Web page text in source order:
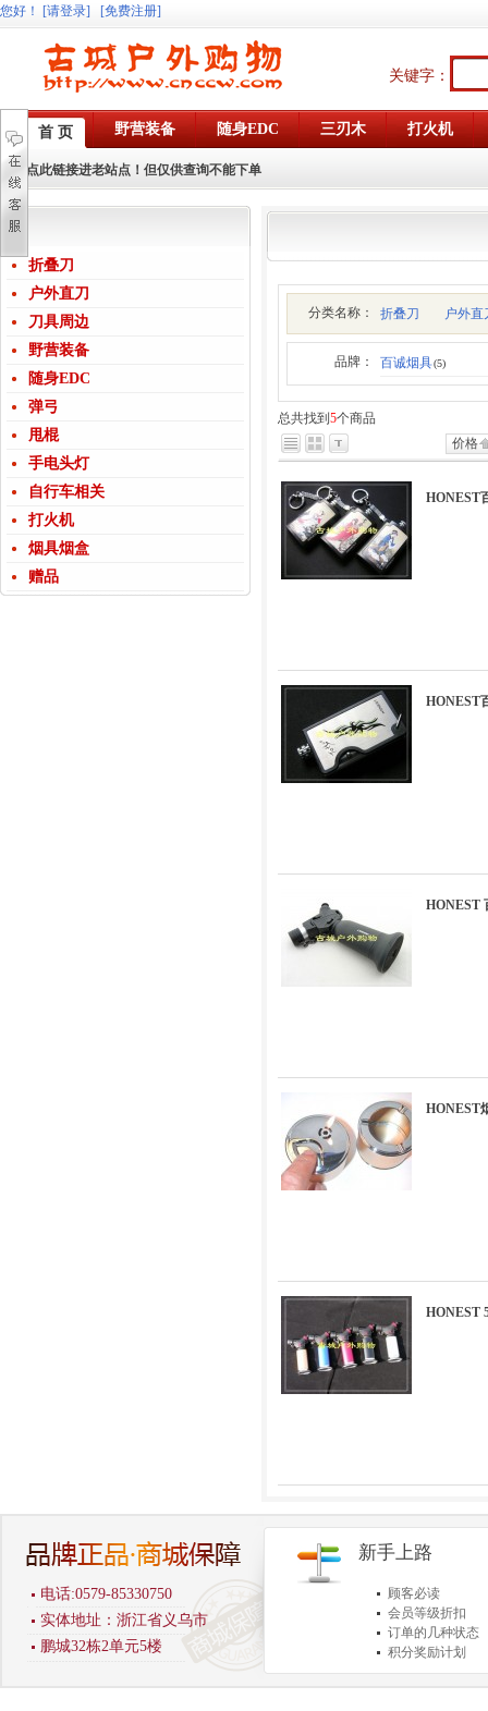
您好 ！ [请登录] [免费注册]
关键字：
首 页 野营装备 随身EDC 三刃木 打火机
点此链接进老站点！但仅供查询不能下单
折叠刀
户外直刀
刀具周边
野营装备
随身EDC
弹弓
甩棍
手电头灯
自行车相关
打火机
烟具烟盒
赠品
分类名称： 折叠刀 户外直
品牌： 百诚烟具(5)
总共找到 5个商品
价格
HONEST
HONEST
HONEST
HONEST
HONEST
电话:0579-85330750
实体地址：浙江省义乌市
鹏城32栋2单元5楼
新手上路
顾客必读
会员等级折扣
订单的几种状态
积分奖励计划
商品退货保障